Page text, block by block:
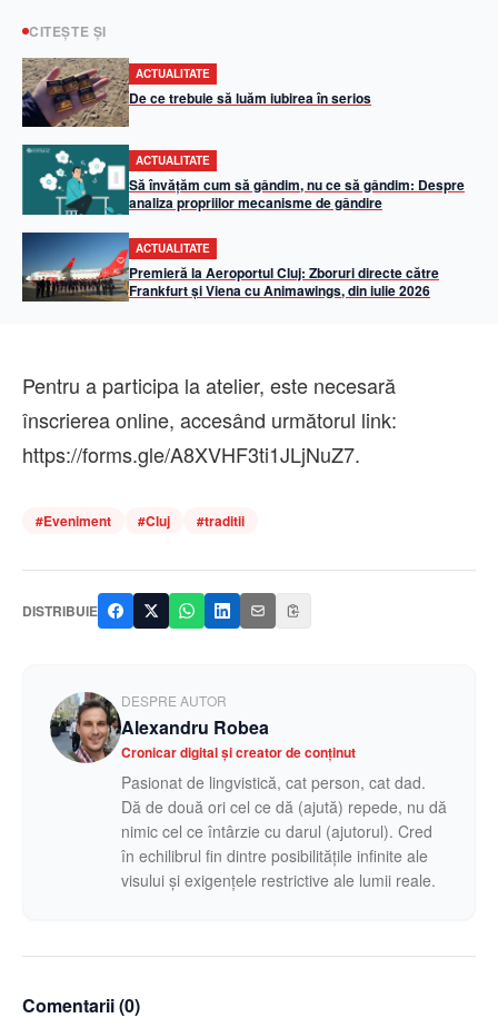
CITEȘTE ȘI
ACTUALITATE
De ce trebuie să luăm iubirea în serios
ACTUALITATE
Să învățăm cum să gândim, nu ce să gândim: Despre
analiza propriilor mecanisme de gândire
ACTUALITATE
Premieră la Aeroportul Cluj: Zboruri directe către
Frankfurt și Viena cu Animawings, din iulie 2026
Pentru a participa la atelier, este necesară
înscrierea online, accesând următorul link:
https://forms.gle/A8XVHF3ti1JLjNuZ7.
#Eveniment #Cluj #traditii
DISTRIBUIE
DESPRE AUTOR
Alexandru Robea
Cronicar digital și creator de conținut
Pasionat de lingvistică, cat person, cat dad.
Dă de două ori cel ce dă (ajută) repede, nu dă
nimic cel ce întârzie cu darul (ajutorul). Cred
în echilibrul fin dintre posibilitățile infinite ale
visului și exigențele restrictive ale lumii reale.
Comentarii (0)